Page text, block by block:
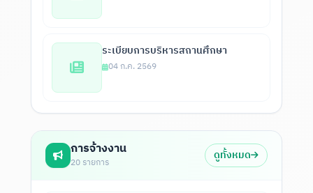
ระเบียบการบริหารสถานศึกษา
04 ก.ค. 2569
การจ้างงาน
20 รายการ ดูทั้งหมด